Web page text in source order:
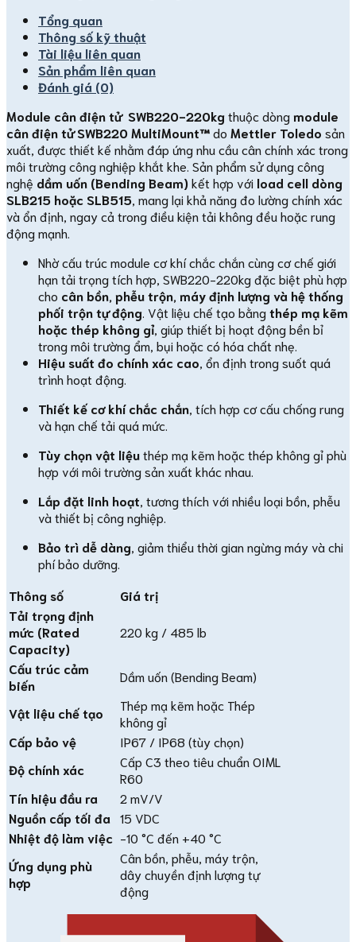
Tổng quan
Thông số kỹ thuật
Tài liệu liên quan
Sản phẩm liên quan
Đánh giá (0)
Module cân điện tử SWB220-220kgthuộc dòngmodule
cân điện tử SWB220 MultiMount™do Mettler Toledo sản
xuất, được thiết kế nhằm đáp ứng nhu cầu cân chính xác trong
môi trường công nghiệp khắt khe. Sản phẩm sử dụng công
nghệ dầm uốn (Bending Beam)kết hợp với load cell dòng
SLB215 hoặc SLB515 , mang lại khả năng đo lường chính xác
và ổn định, ngay cả trong điều kiện tải không đều hoặc rung
động mạnh.
Nhờ cấu trúc module cơ khí chắc chắn cùng cơ chế giới
hạn tải trọng tích hợp, SWB220-220kg đặc biệt phù hợp
cho cân bồn, phễu trộn, máy định lượng và hệ thống
phối trộn tự động . Vật liệu chế tạo bằngthép mạ kẽm
hoặc thép không gỉ, giúp thiết bị hoạt động bền bỉ
trong môi trường ẩm, bụi hoặc có hóa chất nhẹ.
Hiệu suất đo chính xác cao , ổn định trong suốt quá
trình hoạt động.
Thiết kế cơ khí chắc chắn , tích hợp cơ cấu chống rung
và hạn chế tải quá mức.
Tùy chọn vật liệuthép mạ kẽm hoặc thép không gỉ phù
hợp với môi trường sản xuất khác nhau.
Lắp đặt linh hoạt , tương thích với nhiều loại bồn, phễu
và thiết bị công nghiệp.
Bảo trì dễ dàng , giảm thiểu thời gian ngừng máy và chi
phí bảo dưỡng.
Thông số
Giá trị
Tải trọng định
mức (Rated
Capacity)
220 kg / 485 lb
Cấu trúc cảm
biến
Dầm uốn (Bending Beam)
Vật liệu chế tạo
Thép mạ kẽm hoặc Thép
không gỉ
Cấp bảo vệ
IP67 / IP68 (tùy chọn)
Độ chính xác
Cấp C3 theo tiêu chuẩn OIML
R60
Tín hiệu đầu ra
2 mV/V
Nguồn cấp tối đa
15 VDC
Nhiệt độ làm việc -10 °C đến +40 °C
Ứng dụng phù
hợp
Cân bồn, phễu, máy trộn,
dây chuyền định lượng tự
động